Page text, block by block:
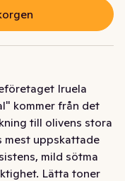
Iruela
kommer från det
till olivens stora
mest uppskattade
mild sötma
Lätta toner